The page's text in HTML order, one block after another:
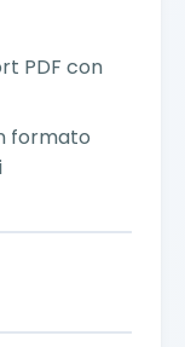
PDF con
formato